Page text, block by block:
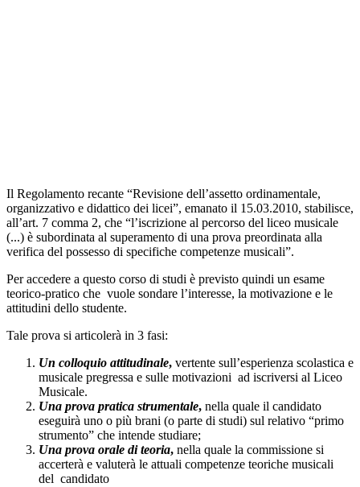
Il Regolamento recante “Revisione dell’assetto ordinamentale,
organizzativo e didattico dei licei”, emanato il 15.03.2010, stabilisce,
all’art. 7 comma 2, che “l’iscrizione al percorso del liceo musicale
(...) è subordinata al superamento di una prova preordinata alla
verifica del possesso di specifiche competenze musicali”.
Per accedere a questo corso di studi è previsto quindi un esame
teorico-pratico che vuole sondare l’interesse, la motivazione e le
attitudini dello studente.
Tale prova si articolerà in 3 fasi:
Un colloquio attitudinale, vertente sull’esperienza scolastica e
musicale pregressa e sulle motivazioni ad iscriversi al Liceo
Musicale.
Una prova pratica strumentale, nella quale il candidato
eseguirà uno o più brani (o parte di studi) sul relativo “primo
strumento” che intende studiare;
Una prova orale di teoria, nella quale la commissione si
accerterà e valuterà le attuali competenze teoriche musicali
del candidato